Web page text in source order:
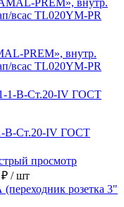
PREM», внутр.
всас TL020YM-PR
B-Ст.20-IV ГОСТ
просмотр
₽ / шт